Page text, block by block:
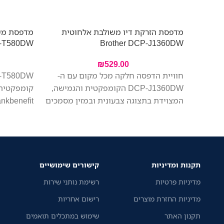
מדפסת הזרקת דיו משולבת אלחוטית
Brother DCP-J1360DW
₪529.00
חוויית הדפסה חלקה מכל מקום עם ה-
DCP-J1360DW הקומפקטית והגמישה,
המצוידת בתצוגה צבעונית ובמזין מסמכים
צילום וסריקה של מספר דפים ברצף.
להדפיס מהמחשב הנייד או מהמכשירים
מדפסת
וניהול
תקנות ומדיניות
מדיניות פרטיות
מדיניות החזרת מוצרים
תקנון האתר
קישורים שימושיים
רשימת נותני שירות
רישום אחריות
שימוש במתכלים תואמים